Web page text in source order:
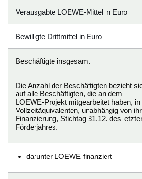
Verausgabte LOEWE-Mittel in Euro
Bewilligte Drittmittel in Euro
Beschäftigte insgesamt
Die Anzahl der Beschäftigten bezieht
auf alle Beschäftigten, die an dem
LOEWE-Projekt mitgearbeitet haben, in
Vollzeitäquivalenten, unabhängig von
Finanzierung, Stichtag 31.12. des
Förderjahres.
darunter LOEWE-finanziert